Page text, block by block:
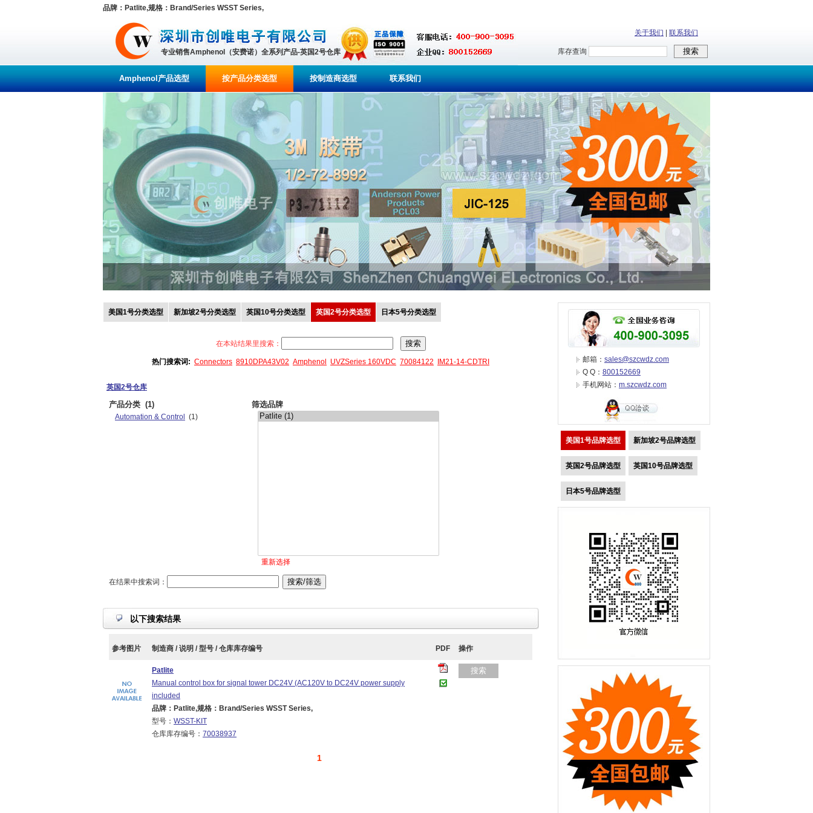
品牌：Patlite,规格：Brand/Series WSST Series,
专业销售Amphenol（安费诺）全系列产品-英国2号仓库
关于我们 联系我们
库存查询
Amphenol产品选型 按产品分类选型 按制造商选型 联系我们
美国1号分类选型 新加坡2号分类选型 英国10号分类选型 英国2号分类选型 日本5号分类选型
在本站结果里搜索：
热门搜索词: Connectors 8910DPA43V02 Amphenol UVZSeries 160VDC 70084122 IM21-14-CDTRI
英国2号仓库
产品分类 (1)
Automation & Control (1)
筛选品牌
重新选择
在结果中搜索词：
以下搜索结果
参考图片 制造商 / 说明 / 型号 / 仓库库存编号 PDF 操作
Patlite
Manual control box for signal tower DC24V (AC120V to DC24V power supply
included
品牌：Patlite,规格：Brand/Series WSST Series,
型号： WSST-KIT
仓库库存编号： 70038937
搜索
1
邮箱： sales@szcwdz.com
Q Q： 800152669
手机网站： m.szcwdz.com
美国1号品牌选型 新加坡2号品牌选型
英国2号品牌选型 英国10号品牌选型
日本5号品牌选型